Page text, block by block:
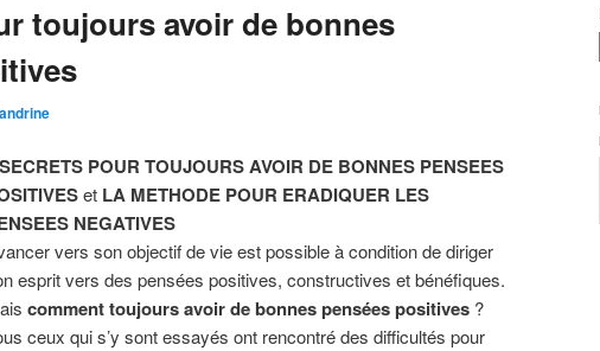
toujours avoir de bonnes
POUR TOUJOURS AVOIR DE BONNES PENSEES
et LA METHODE POUR ERADIQUER LES
NEGATIVES
vers son objectif de vie est possible à condition de diriger
esprit vers des pensées positives, constructives et bénéfiques.
comment toujours avoir de bonnes pensées positives ?
ceux qui s’y sont essayés ont rencontré des difficultés pour